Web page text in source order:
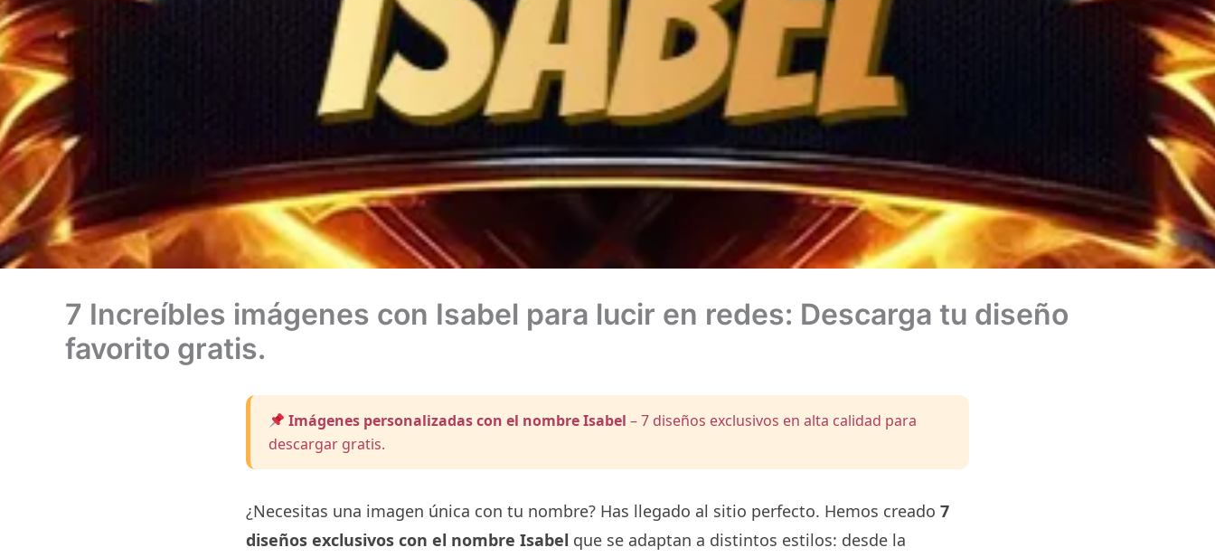
7 Increíbles imágenes con Isabel para lucir en redes: Descarga tu diseño
favorito gratis.
Imágenes personalizadas con el nombre Isabel – 7 diseños exclusivos en alta calidad para
descargar gratis.
¿Necesitas una imagen única con tu nombre? Has llegado al sitio perfecto. Hemos creado 7
diseños exclusivos con el nombre Isabel que se adaptan a distintos estilos: desde la